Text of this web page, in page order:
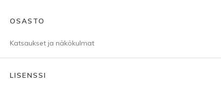
OSASTO
Katsaukset ja näkökulmat
LISENSSI